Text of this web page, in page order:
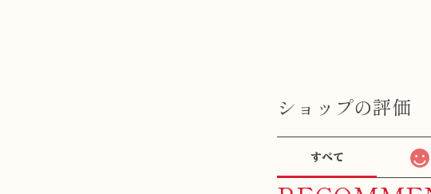
ショップの評価
すべて